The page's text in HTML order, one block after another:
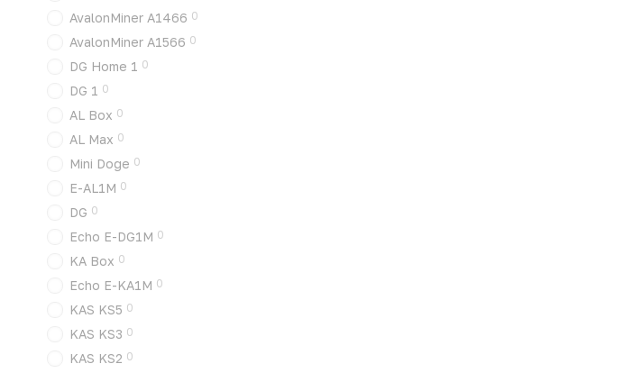
AvalonMiner A1466 0
AvalonMiner A1566 0
DG Home 1 0
DG 1 0
AL Box 0
AL Max 0
Mini Doge 0
E-AL1M 0
DG 0
Echo E-DG1M 0
KA Box 0
Echo E-KA1M 0
KAS KS5 0
KAS KS3 0
KAS KS2 0